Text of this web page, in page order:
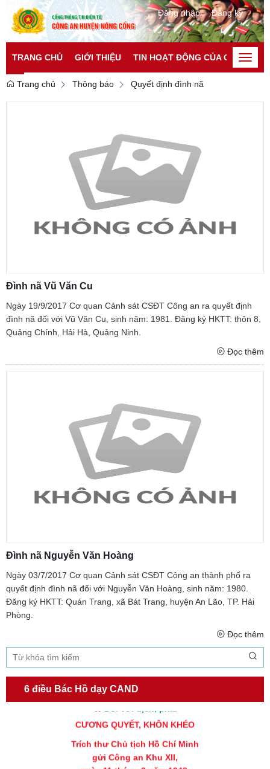
Đăng nhập Đăng ký
TRANG CHỦ GIỚI THIỆU TIN HOẠT ĐỘNG CỦA CATPToggle
Trang chủ
Thông báo Quyết định đình nã
Đình nã Vũ Văn Cu
Ngày 19/9/2017 Cơ quan Cảnh sát CSĐT Công an ra quyết định
đình nã đối với Vũ Văn Cu, sinh năm: 1981. Đăng ký HKTT: thôn 8,
Quảng Chính, Hải Hà, Quảng Ninh.
Đọc thêm
Đình nã Nguyễn Văn Hoàng
Ngày 03/7/2017 Cơ quan Cảnh sát CSĐT Công an thành phố ra
quyết định đình nã đối với Nguyễn Văn Hoàng, sinh năm: 1980.
Đăng ký HKTT: Quán Trang, xã Bát Trang, huyện An Lão, TP. Hải
Phòng.
Đọc thêm
6 điều Bác Hồ dạy CAND
TƯ CÁCH
NGƯỜI CÔNG AN CÁCH MỆNH LÀ:
Đối với đồng sự, phải
THÂN ÁI GIÚP ĐỠ
Đối với chính phủ, phải
KÍNH TRỌNG LỄ PHÉP
Đối với công việc, phải
TẬN TỤY
Đối với địch, phải
CƯƠNG QUYẾT, KHÔN KHÉO
Trích thư Chủ tịch Hồ Chí Minh
gửi Công an Khu XII,
ngày 11 tháng 3 năm 1948.